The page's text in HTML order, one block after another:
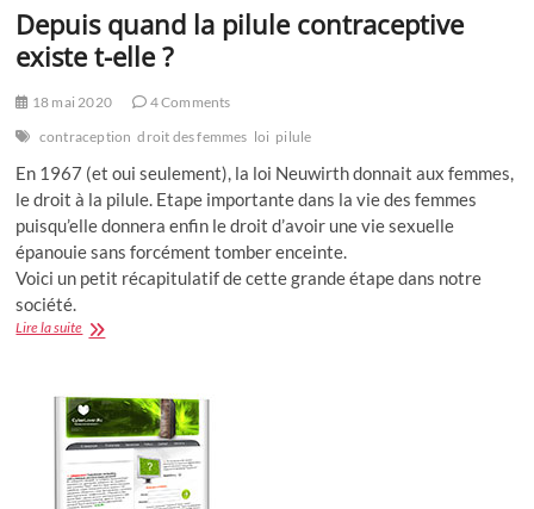
Depuis quand la pilule contraceptive
existe t-elle ?
18 mai 2020
4 Comments
contraception droit des femmes loi pilule
En 1967 (et oui seulement), la loi Neuwirth donnait aux femmes,
le droit à la pilule. Etape importante dans la vie des femmes
puisqu’elle donnera enfin le droit d’avoir une vie sexuelle
épanouie sans forcément tomber enceinte.
Voici un petit récapitulatif de cette grande étape dans notre
société.
Lire la suiteDepuis
contraceptive
existe
t-
elle
?